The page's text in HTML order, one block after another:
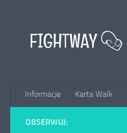
Informacje Karta Walk
OBSERWUJ: